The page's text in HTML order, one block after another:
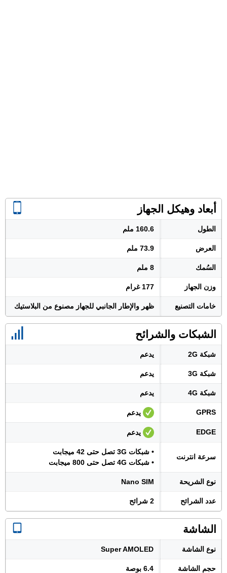
أبعاد وهيكل الجهاز
الطول 160.6 ملم
العرض 73.9 ملم
السُمك 8 ملم
وزن الجهاز 177 غرام
خامات التصنيع ظهر والإطار الجانبي للجهاز مصنوع من البلاستيك
الشبكات والشرائح
شبكة 2G يدعم
شبكة 3G يدعم
شبكة 4G يدعم
GPRS يدعم
EDGE يدعم
سرعة انترنت
• شبكات 3G تصل حتى 42 ميجابت
• شبكات 4G تصل حتى 800 ميجابت
نوع الشريحة Nano SIM
عدد الشرائح 2 شرائح
الشاشة
نوع الشاشة Super AMOLED
حجم الشاشة 6.4 بوصة